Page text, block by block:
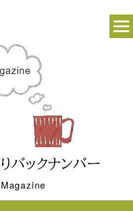
バックナンバー
Magazine